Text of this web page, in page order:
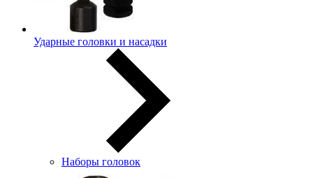
Ударные головки и насадки
Наборы головок